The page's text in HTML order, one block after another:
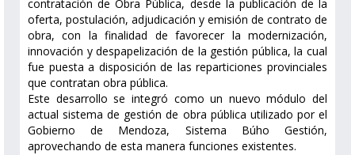
contratación de Obra Pública, desde la publicación de la
oferta, postulación, adjudicación y emisión de contrato de
obra, con la finalidad de favorecer la modernización,
innovación y despapelización de la gestión pública, la cual
fue puesta a disposición de las reparticiones provinciales
que contratan obra pública.
Este desarrollo se integró como un nuevo módulo del
actual sistema de gestión de obra pública utilizado por el
Gobierno de Mendoza, Sistema Búho Gestión,
aprovechando de esta manera funciones existentes.